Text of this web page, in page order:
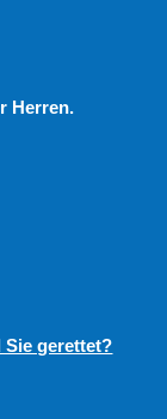
Herren.
Sie gerettet?